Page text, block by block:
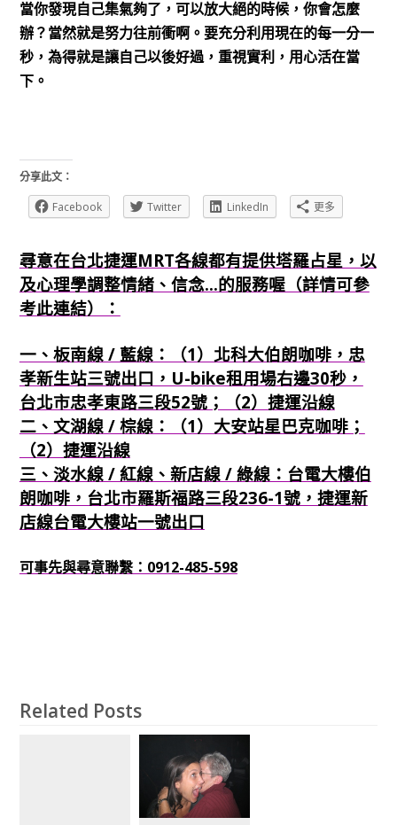
當你發現自己集氣夠了，可以放大絕的時候，你會怎麼
辦？當然就是努力往前衝啊。要充分利用現在的每一分一
秒，為得就是讓自己以後好過，重視實利，用心活在當
下。
分享此文：
Facebook
Twitter LinkedIn 更多
尋意在台北捷運MRT各線都有提供塔羅占星，以
及心理學調整情緒、信念...的服務喔（詳情可參
考此連結）：
一、板南線 / 藍線：（1）北科大伯朗咖啡，忠
孝新生站三號出口，U-bike租用場右邊30秒，
台北市忠孝東路三段52號；（2）捷運沿線
二、文湖線 / 棕線：（1）大安站星巴克咖啡；
（2）捷運沿線
三、淡水線 / 紅線、新店線 / 綠線：台電大樓伯
朗咖啡，台北市羅斯福路三段236-1號，捷運新
店線台電大樓站一號出口
可事先與尋意聯繫：0912-485-598
Related Posts